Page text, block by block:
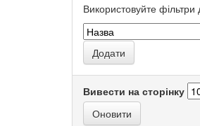
Використовуйте фільтри
Вивести на сторінку